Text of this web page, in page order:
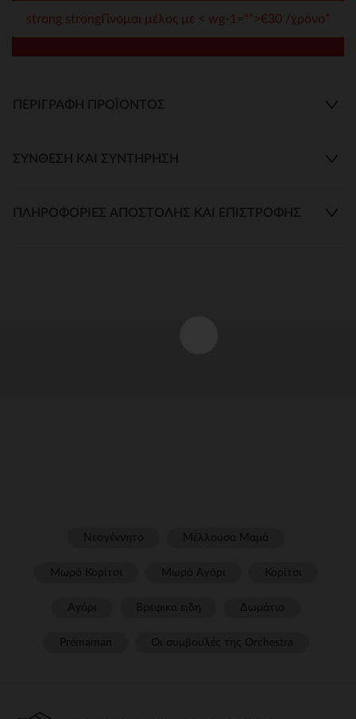
strong strongΓίνομαι μέλος με < wg-1="">€30 /χρόνο*
ΠΕΡΙΓΡΑΦΉ ΠΡΟΪΌΝΤΟΣ
ΣΎΝΘΕΣΗ ΚΑΙ ΣΥΝΤΉΡΗΣΗ
ΠΛΗΡΟΦΟΡΊΕΣ ΑΠΟΣΤΟΛΉΣ ΚΑΙ ΕΠΙΣΤΡΟΦΉΣ